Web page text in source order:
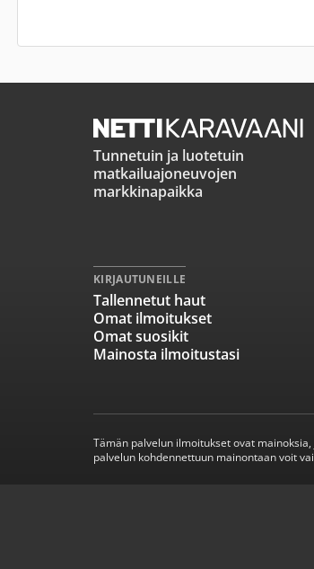
Tunnetuin ja luotetuin
matkailuajoneuvojen
markkinapaikka
KIRJAUTUNEILLE
Tallennetut haut
Omat ilmoitukset
Omat suosikit
Mainosta ilmoitustasi
Tämän palvelun ilmoitukset ovat
palvelun kohdennettuun mainontaan voit